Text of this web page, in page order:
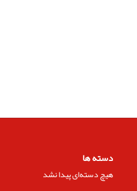
دسته ها
هیچ دسته‌ای پیدا نشد